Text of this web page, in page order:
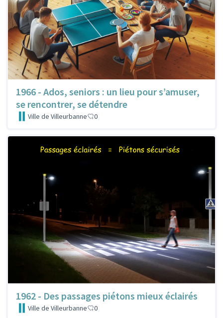
1966 - Ados, seniors : un lieu pour s’amuser,
se rencontrer, se détendre
Ville de Villeurbanne 0
1962 - Des passages piétons mieux éclairés
Ville de Villeurbanne 0